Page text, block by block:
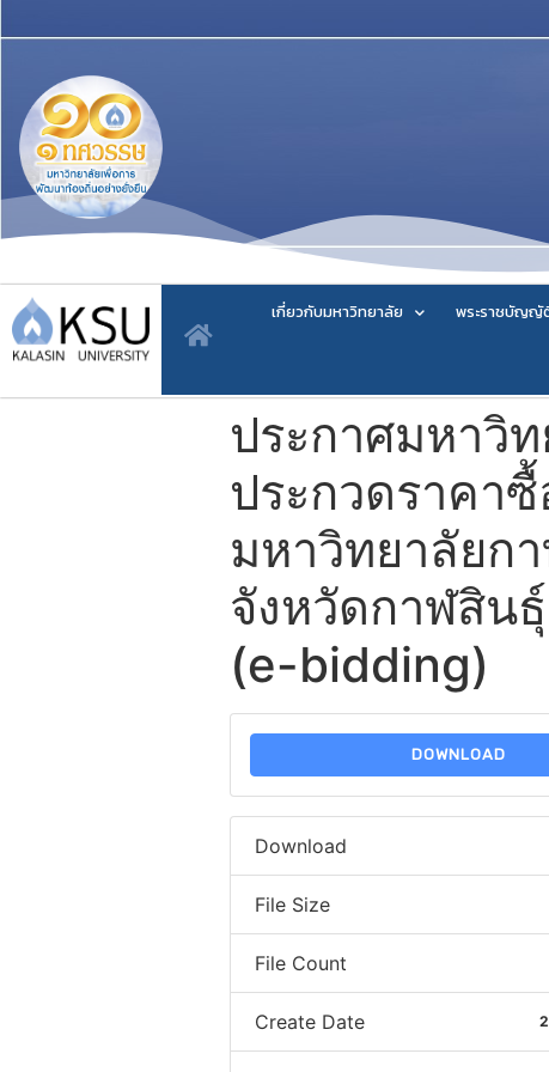
เกี่ยวกับมหาวิทยาลัย พระราชบัญญั
ประกาศมหาวิ
ประกวดราคา
มหาวิทยาลัยก
จังหวัดกาฬสิน
(e-bidding)
DOWNLOAD
Download
File Size
File Count
Create Date